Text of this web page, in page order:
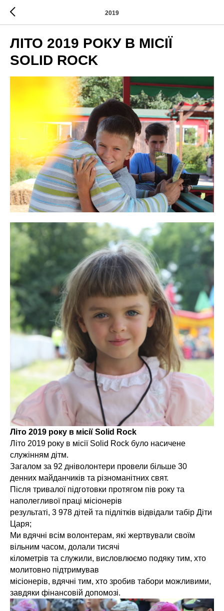
2019
ЛІТО 2019 РОКУ В МІСІЇ
SOLID ROCK
Літо 2019 року в місії Solid Rock
Літо 2019 року в місії Solid Rock було насичене
служінням дітм.
Загалом за 92 дніволонтери провели більше 30
денних майданчиків та різноманітних свят.
Після тривалої підготовки протягом пів року та
наполегливої праці місіонерів
результаті, 3 978 дітей та підлітків відвідали табір Діти
Царя;
Ми вдячні всім волонтерам, які жертвували своїм
вільним часом, долали тисячі
кілометрів та служили, висловлюємо подяку тим, хто
молитовно підтримував
місіонерів, вдячні тим, хто зробив табори можливими,
завдяки фінансовій допомозі.